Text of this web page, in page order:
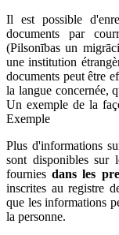
Il est possible
documents par
(Pilsonības un
une institution
documents peut être
la langue concernée,
Un exemple de la
Exemple
Plus d'informations
sont disponibles sur
fourniesdans les
inscrites au registre
que les informations
la personne.